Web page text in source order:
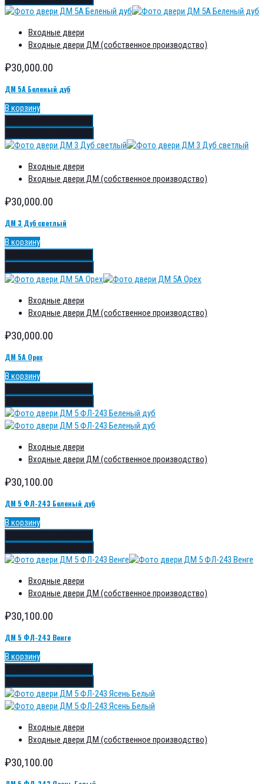
Входные двери
Входные двери ДМ (собственное производство)
₽30,000.00
ДМ 5А Беленый дуб
В корзину
Входные двери
Входные двери ДМ (собственное производство)
₽30,000.00
ДМ 3 Дуб светлый
В корзину
Входные двери
Входные двери ДМ (собственное производство)
₽30,000.00
ДМ 5А Орех
В корзину
Входные двери
Входные двери ДМ (собственное производство)
₽30,100.00
ДМ 5 ФЛ-243 Беленый дуб
В корзину
Входные двери
Входные двери ДМ (собственное производство)
₽30,100.00
ДМ 5 ФЛ-243 Венге
В корзину
Входные двери
Входные двери ДМ (собственное производство)
₽30,100.00